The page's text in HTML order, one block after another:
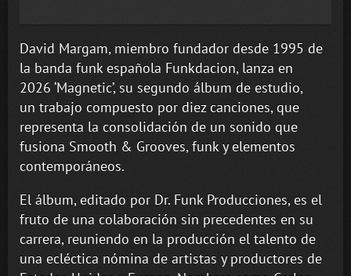
David Margam, miembro fundador desde 1995 de
la banda funk española Funkdacion, lanza en
2026 ‘Magnetic’, su segundo álbum de estudio,
un trabajo compuesto por diez canciones, que
representa la consolidación de un sonido que
fusiona Smooth & Grooves, funk y elementos
contemporáneos.
El álbum, editado por Dr. Funk Producciones, es el
fruto de una colaboración sin precedentes en su
carrera, reuniendo en la producción el talento de
una ecléctica nómina de artistas y productores de